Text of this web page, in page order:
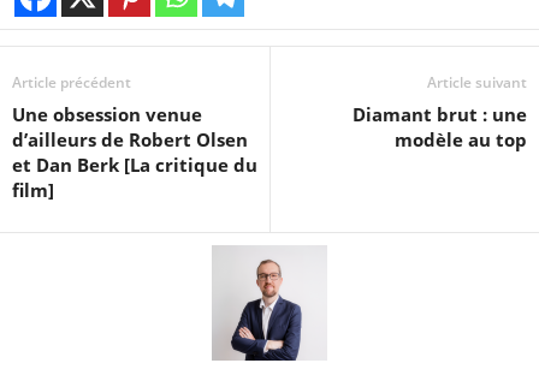
Article précédent
Une obsession venue
d’ailleurs de Robert Olsen
et Dan Berk [La critique du
film]
Article suivant
Diamant brut : une
modèle au top